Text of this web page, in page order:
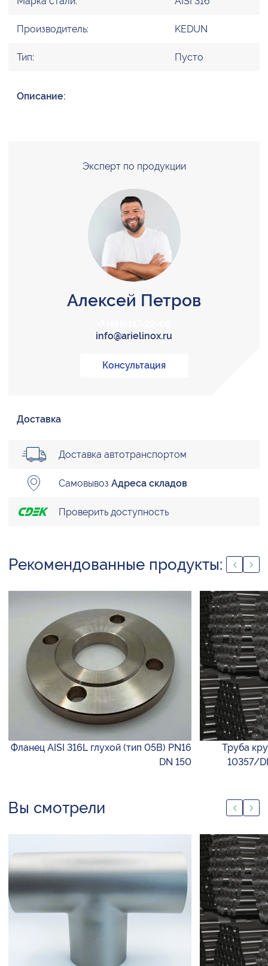
Производитель: KEDUN
Тип: Пусто
Описание:
Эксперт по продукции
Алексей Петров
info@arielinox.ru
Консультация
Доставка
Доставка автотранспортом
Самовывоз Адреса складов
Проверить доступность
Рекомендованные продукты:
Фланец AISI 316L глухой (тип 05B) PN16
DN 150
Труба
10357/
Вы смотрели